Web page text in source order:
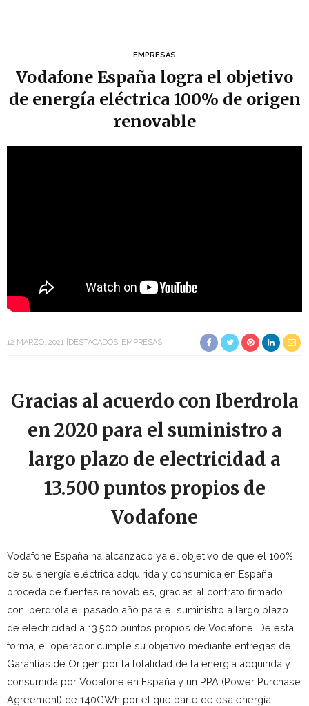
EMPRESAS
Vodafone España logra el objetivo
de energía eléctrica 100% de origen
renovable
12 MARZO, 2021 DESTACADOS EMPRESAS
Gracias al acuerdo con Iberdrola
en 2020 para el suministro a
largo plazo de electricidad a
13.500 puntos propios de
Vodafone
Vodafone España ha alcanzado ya el objetivo de que el 100%
de su energía eléctrica adquirida y consumida en España
proceda de fuentes renovables, gracias al contrato firmado
con Iberdrola el pasado año para el suministro a largo plazo
de electricidad a 13.500 puntos propios de Vodafone. De esta
forma, el operador cumple su objetivo mediante entregas de
Garantías de Origen por la totalidad de la energía adquirida y
consumida por Vodafone en España y un PPA (Power Purchase
Agreement) de 140GWh por el que parte de esa energía